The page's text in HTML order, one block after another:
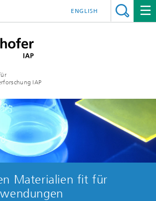
IAP
ENGLISH
Materialien fit für